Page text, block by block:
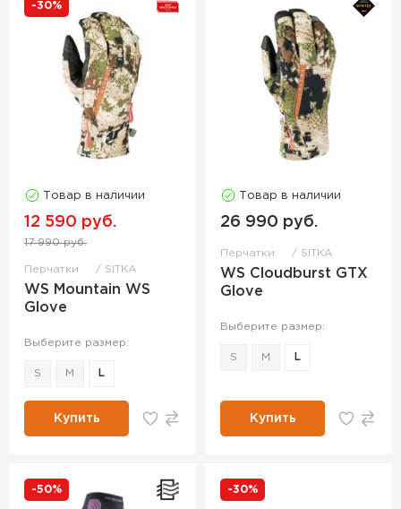
-30%
Товар в наличии
12 590 руб.
17 990 руб.
Перчатки SITKA
WS Mountain WS
Glove
Выберите размер:
S M L
Купить
Товар в наличии
26 990 руб.
Перчатки SITKA
WS Cloudburst GTX
Glove
Выберите размер:
S M L
Купить
-50% -30%